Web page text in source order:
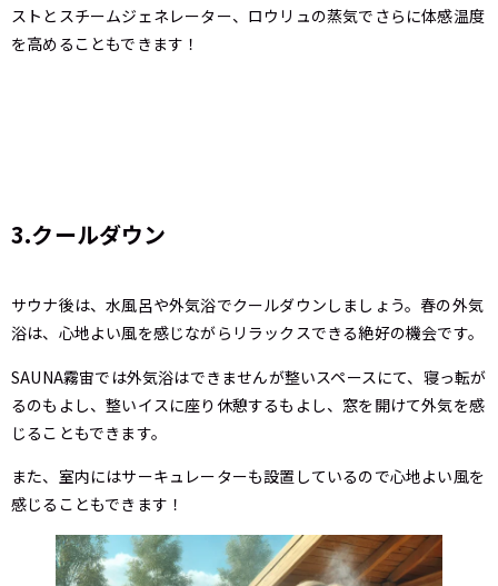
ストとスチームジェネレーター、ロウリュの蒸気でさらに体感温度
を高めることもできます！
3.クールダウン
サウナ後は、水風呂や外気浴でクールダウンしましょう。春の外気
浴は、心地よい風を感じながらリラックスできる絶好の機会です。
SAUNA霧宙では外気浴はできませんが整いスペースにて、寝っ転が
るのもよし、整いイスに座り休憩するもよし、窓を開けて外気を感
じることもできます。
また、室内にはサーキュレーターも設置しているので心地よい風を
感じることもできます！